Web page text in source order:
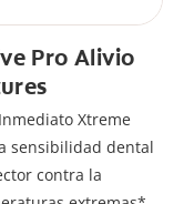
Pro Alivio
Xtreme
sensibilidad dental
contra la